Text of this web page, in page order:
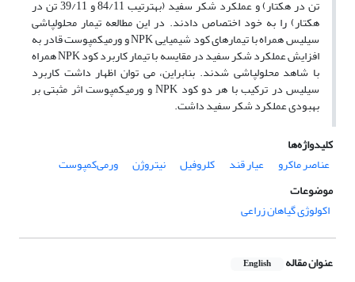
تن در هکتار) و عملکرد شکر سفید (به­ترتیب 84/11 و 39/11 تن در
هکتار) را به خود اختصاص دادند. در این مطالعه تیمار محلول­پاشی
سیلیس همراه با تیمارهای کود شیمیایی NPK و ورمی­کمپوست قادر به
افزایش عملکرد شکر سفید در مقایسه با تیمار کاربرد کود NPK همراه
با شاهد محلول­پاشی شدند. بنابراین، می توان اظهار داشت کاربرد
سیلیس در ترکیب با هر دو کود NPK و ورمی­کمپوست اثر مثبتی بر
بهبودی عملکرد شکر سفید داشت.
کلیدواژه‌ها
عناصر ماکرو
عیار قند کلروفیل نیتروژن
ورمی‌کمپوست
موضوعات
اکولوژی گیاهان زراعی
عنوان مقاله English